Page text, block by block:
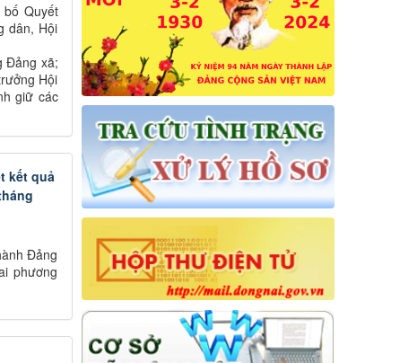
Quyết
dân, Hội
Đảng xã;
Hội
giữ các
kết quả
Đảng
phương